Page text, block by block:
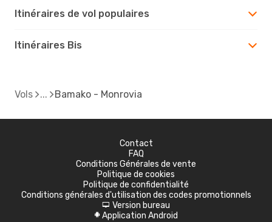
Itinéraires de vol populaires
Itinéraires Bis
Vols Bamako - Monrovia
Contact
FAQ
Conditions Générales de vente
Politique de cookies
Politique de confidentialité
Conditions générales d'utilisation des codes promotionnels
d Version bureau
A Application Android